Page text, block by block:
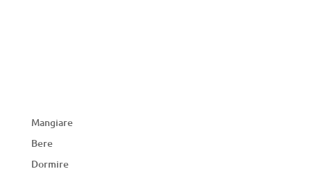
Mangiare
Bere
Dormire